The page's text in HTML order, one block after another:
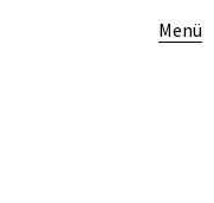
Menü